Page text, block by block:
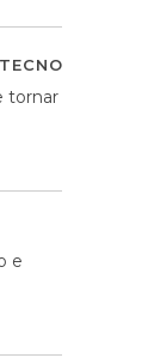
TECNOLOGIA
tornar
e